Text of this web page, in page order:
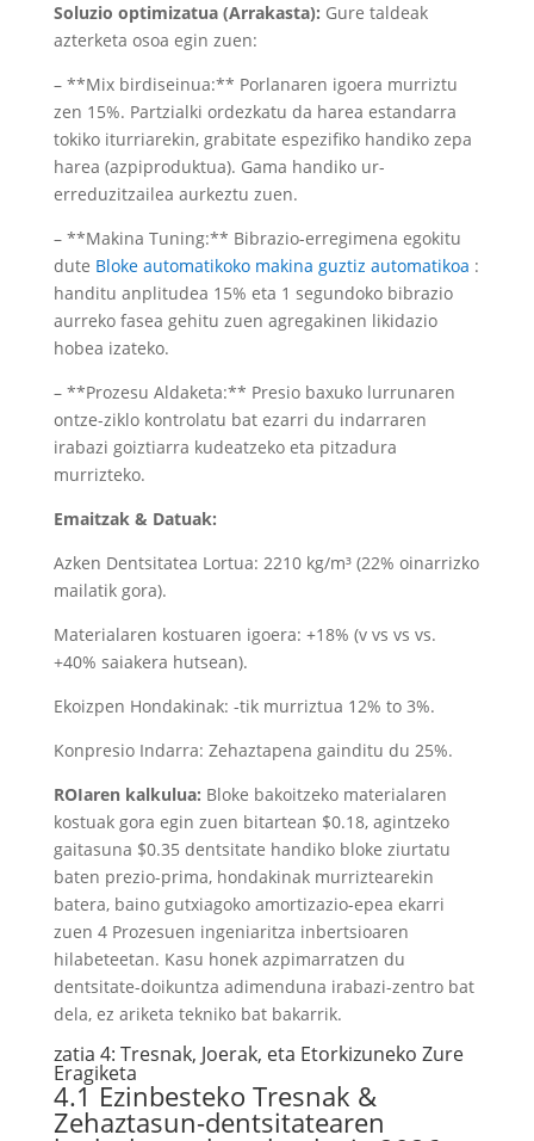
Soluzio optimizatua (Arrakasta): Gure taldeak
azterketa osoa egin zuen:
– **Mix birdiseinua:** Porlanaren igoera murriztu
zen 15%. Partzialki ordezkatu da harea estandarra
tokiko iturriarekin, grabitate espezifiko handiko zepa
harea (azpiproduktua). Gama handiko ur-
erreduzitzailea aurkeztu zuen.
– **Makina Tuning:** Bibrazio-erregimena egokitu
dute Bloke automatikoko makina guztiz automatikoa :
handitu anplitudea 15% eta 1 segundoko bibrazio
aurreko fasea gehitu zuen agregakinen likidazio
hobea izateko.
– **Prozesu Aldaketa:** Presio baxuko lurrunaren
ontze-ziklo kontrolatu bat ezarri du indarraren
irabazi goiztiarra kudeatzeko eta pitzadura
murrizteko.
Emaitzak & Datuak:
Azken Dentsitatea Lortua: 2210 kg/m³ (22% oinarrizko
mailatik gora).
Materialaren kostuaren igoera: +18% (v vs vs vs.
+40% saiakera hutsean).
Ekoizpen Hondakinak: -tik murriztua 12% to 3%.
Konpresio Indarra: Zehaztapena gainditu du 25%.
ROIaren kalkulua: Bloke bakoitzeko materialaren
kostuak gora egin zuen bitartean $0.18, agintzeko
gaitasuna $0.35 dentsitate handiko bloke ziurtatu
baten prezio-prima, hondakinak murriztearekin
batera, baino gutxiagoko amortizazio-epea ekarri
zuen 4 Prozesuen ingeniaritza inbertsioaren
hilabeteetan. Kasu honek azpimarratzen du
dentsitate-doikuntza adimenduna irabazi-zentro bat
dela, ez ariketa tekniko bat bakarrik.
zatia 4: Tresnak, Joerak, eta Etorkizuneko Zure
Eragiketa
4.1 Ezinbesteko Tresnak &
Zehaztasun-dentsitatearen